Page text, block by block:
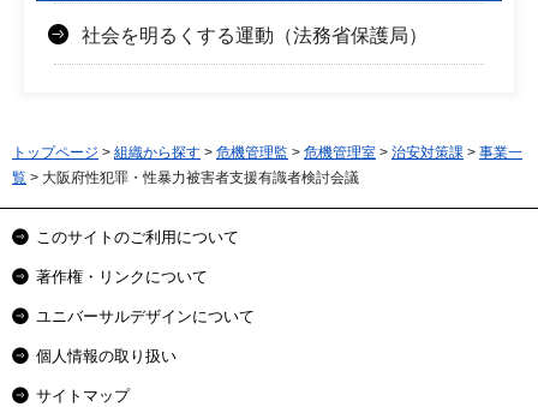
社会を明るくする運動（法務省保護局）
トップページ > 組織から探す > 危機管理監 > 危機管理室 > 治安対策課 > 事業一
覧 > 大阪府性犯罪・性暴力被害者支援有識者検討会議
このサイトのご利用について
著作権・リンクについて
ユニバーサルデザインについて
個人情報の取り扱い
サイトマップ